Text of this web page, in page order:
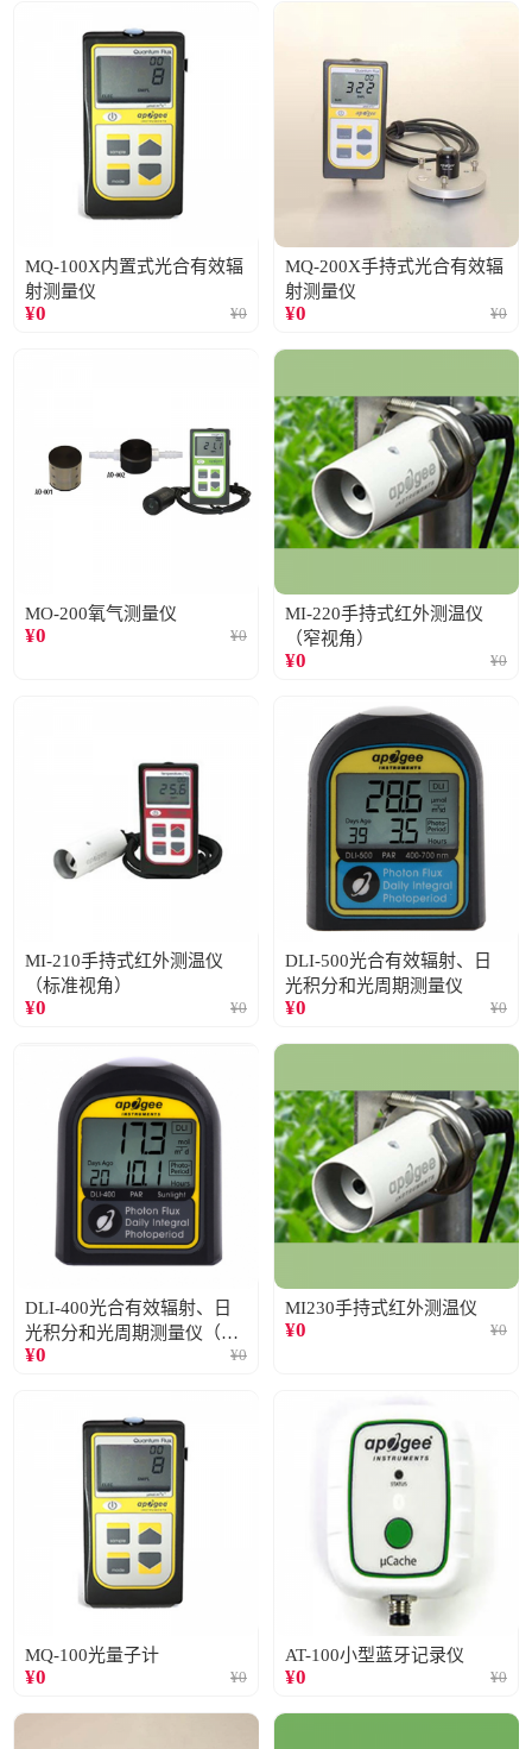
MQ-100X内置式光合有效辐
射测量仪
¥0 ¥0
MQ-200X手持式光合有效辐
射测量仪
¥0 ¥0
MO-200氧气测量仪
¥0 ¥0
MI-220手持式红外测温仪
（窄视角）
¥0 ¥0
MI-210手持式红外测温仪
（标准视角）
¥0 ¥0
DLI-500光合有效辐射、日
光积分和光周期测量仪
¥0 ¥0
DLI-400光合有效辐射、日
光积分和光周期测量仪（仅
阳光）
¥0 ¥0
MI230手持式红外测温仪
¥0 ¥0
MQ-100光量子计
¥0 ¥0
AT-100小型蓝牙记录仪
¥0 ¥0